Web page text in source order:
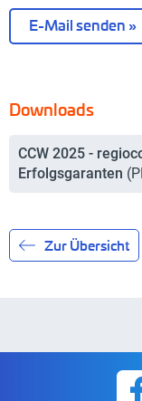
E-Mail senden »
Downloads
CCW 2025 -
Erfolgsgaranten (
Zur Übersicht